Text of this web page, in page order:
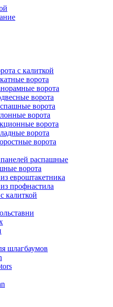
с калиткой
ворота
ворота
ворота
ворота
ворота
ворота
ворота
ворота
распашные
ворота
евроштакетника
профнастила
калиткой
шлагбаумов